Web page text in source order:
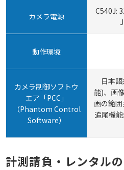
カメラ電源
C540J:
動作環境
カメラ制御ソフトウ
エア「PCC」
（Phantom Control
Software）
日本
能)、画
画の範
追尾機
計測請負・レンタル